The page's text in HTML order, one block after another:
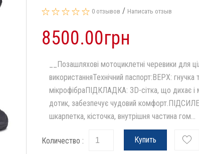
0 отзывов / Написать отзыв
8500.00грн
__Позашляхові мотоциклетні черевики для
використанняТехнічний паспорт:ВЕРХ: гнучка
мікрофібраПІДКЛАДКА: 3D-сітка, що дихає і
дотик, забезпечує чудовий
шкарпетка, кісточка, внутрішня частина гом...
Количество : Купить